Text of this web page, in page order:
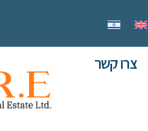
צרו קשר